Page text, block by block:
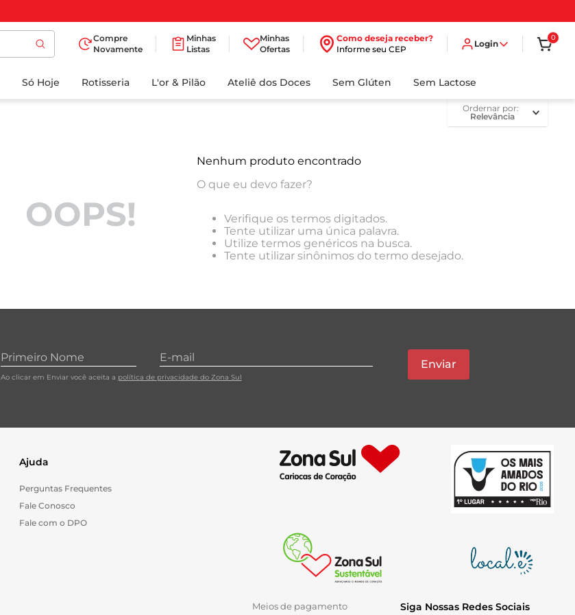
Compre
Novamente
Minhas
Listas
Minhas
Ofertas
Como deseja receber?
Informe seu CEP
Login
0
Só Hoje Rotisseria L'or & Pilão Ateliê dos Doces Sem Glúten Sem Lactose
ordernar por
Relevância
OOPS!
Nenhum produto encontrado
O que eu devo fazer?
Verifique os termos digitados.
Tente utilizar uma única palavra.
Utilize termos genéricos na busca.
Tente utilizar sinônimos do termo desejado.
Ao clicar em Enviar você aceita a política de privacidade do Zona Sul
Enviar
Ajuda
Perguntas Frequentes
Fale Conosco
Fale com o DPO
Meios de pagamento Siga Nossas Redes Sociais
BUSCADOS
5
azeite
6º
detergente